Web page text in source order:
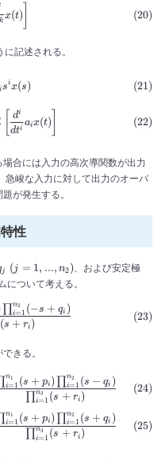
x(t)
記述される。
y(s) &=
isix(s)
dti
di
aix(t)
合には入力の高次導関数が出力
急峻な入力に対して出力のオーバ
が発生する。
性
(j=
j (j = 1, ..., n2) 、および安定極
n_3)
について考える。
G(s)
(s + ri )
∏i=1
n2 (−s + qi )
きる。
G(s) &= (-
∏i=1
n3 (s + ri )
i=1
n1 (s + pi ) ∏i=1
n2 (s − qi )
∏i=1
n3 (s + ri )
i=1
n1 (s + pi ) ∏i=1
n2 (s + qi )